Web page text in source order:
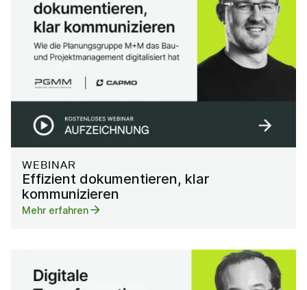
WEBINAR
Effizient dokumentieren, klar
kommunizieren
Mehr erfahren